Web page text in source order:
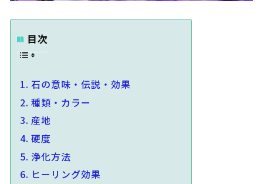
目次
石の意味・伝説・効果
種類・カラー
産地
硬度
浄化方法
ヒーリング効果